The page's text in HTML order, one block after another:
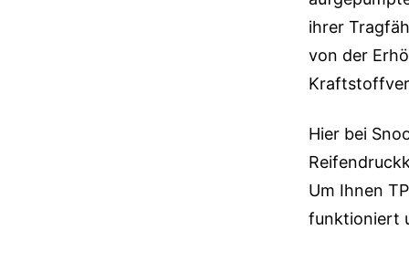
ihrer
von der
Hier bei
Um Ihnen
funktioniert